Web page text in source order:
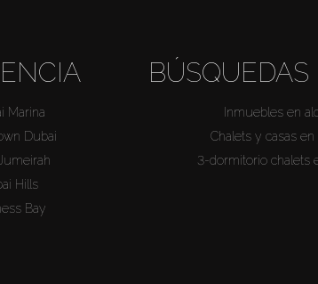
Marina
Dubai
Hills
Bay
Inmuebles en
Chalets y casas
3-dormitorio chalets